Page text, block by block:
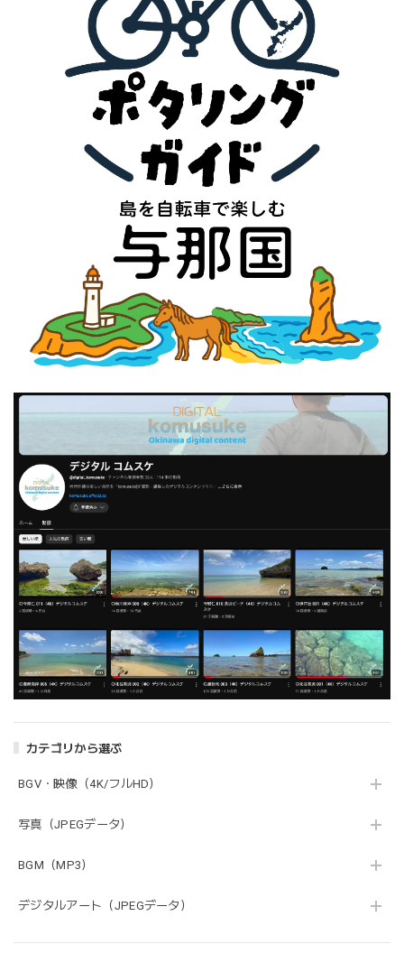
カテゴリから選ぶ
BGV・映像（4K/フルHD）
写真（JPEGデータ）
BGM（MP3）
デジタルアート（JPEGデータ）